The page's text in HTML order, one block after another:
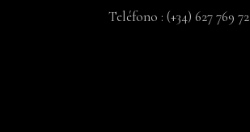
Teléfono : (+34) 627 769